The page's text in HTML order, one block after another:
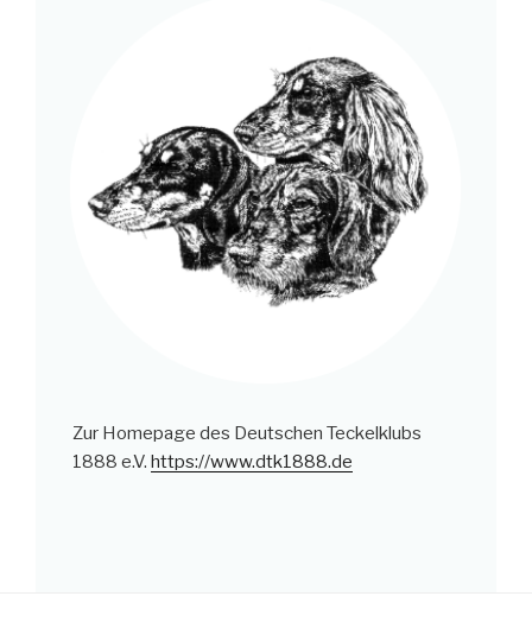
Zur Homepage des Deutschen Teckelklubs
1888 e.V.https://www.dtk1888.de